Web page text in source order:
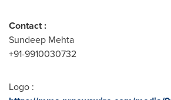
Contact :
Sundeep Mehta
+91-9910030732
Logo :